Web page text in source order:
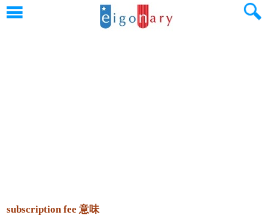
subscription fee 意味